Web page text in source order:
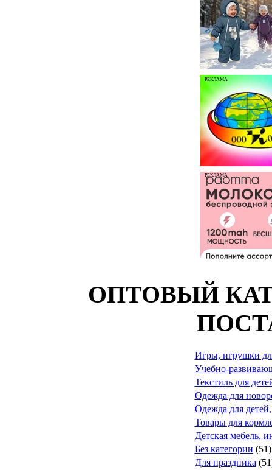
РЕКЛАМА
РЕКЛАМА
ОПТОВЫЙ
Игры, игрушки
Учебно-
Текстиль для
Одежда для
Одежда для
Товары для
Детская мебель,
Без категории (51)
Для праздника